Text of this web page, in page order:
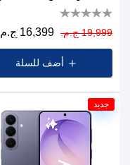
19,999 ج.م. 16,399 ج.م.
أضف للسلة
جديد